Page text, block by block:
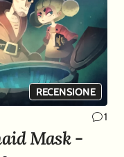
RECENSIONE
1
Mask -